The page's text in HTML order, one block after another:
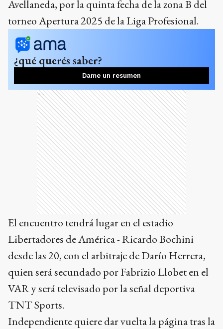
Avellaneda, por la quinta fecha de la zona B del
torneo Apertura 2025 de la Liga Profesional.
¿qué querés saber?
Dame un resumen
Ads
El encuentro tendrá lugar en el estadio
Libertadores de América - Ricardo Bochini
desde las 20, con el arbitraje de Darío Herrera,
quien será secundado por Fabrizio Llobet en el
VAR y será televisado por la señal deportiva
TNT Sports.
Independiente quiere dar vuelta la página tras la